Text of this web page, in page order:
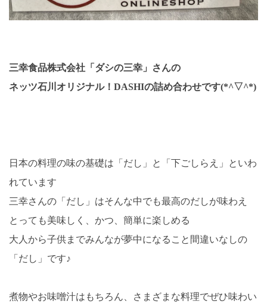
三幸食品株式会社「ダシの三幸」さんの
ネッツ石川オリジナル！DASHIの詰め合わせです(*^▽^*)
日本の料理の味の基礎は「だし」と「下ごしらえ」といわ
れています
三幸さんの「だし」はそんな中でも最高のだしが味わえ
とっても美味しく、かつ、簡単に楽しめる
大人から子供までみんなが夢中になること間違いなしの
「だし」です♪
煮物やお味噌汁はもちろん、さまざまな料理でぜひ味わい